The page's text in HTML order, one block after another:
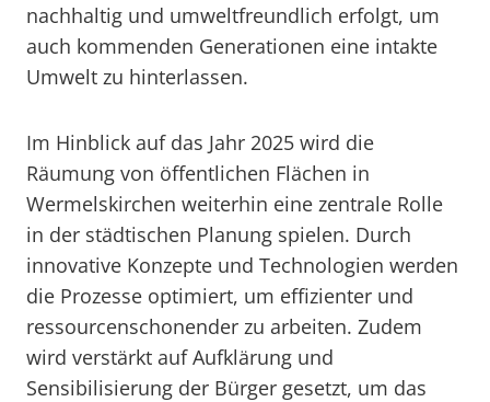
nachhaltig und umweltfreundlich erfolgt, um
auch kommenden Generationen eine intakte
Umwelt zu hinterlassen.
Im Hinblick auf das Jahr 2025 wird die
Räumung von öffentlichen Flächen in
Wermelskirchen weiterhin eine zentrale Rolle
in der städtischen Planung spielen. Durch
innovative Konzepte und Technologien werden
die Prozesse optimiert, um effizienter und
ressourcenschonender zu arbeiten. Zudem
wird verstärkt auf Aufklärung und
Sensibilisierung der Bürger gesetzt, um das